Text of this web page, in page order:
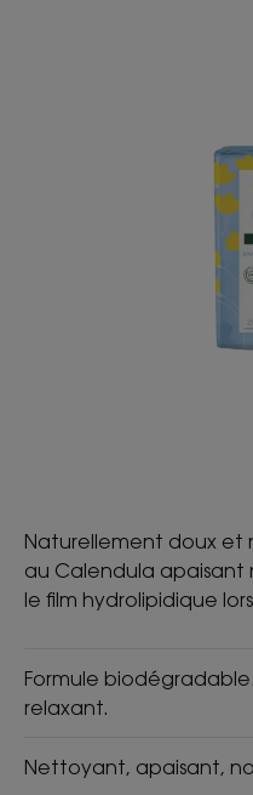
Naturellement doux et
au Calendula
le film hydrolipidique
Formule
relaxant.
Nettoyant, apaisant,